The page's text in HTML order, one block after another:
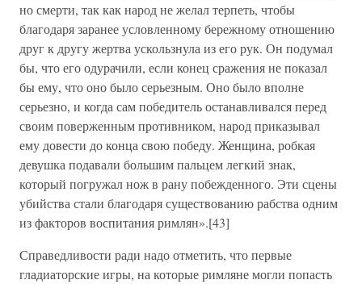
но смерти, так как народ не желал терпеть, чтобы
благодаря заранее условленному бережному отношению
друг к другу жертва ускользнула из его рук. Он подумал
бы, что его одурачили, если конец сражения не показал
бы ему, что оно было серьезным. Оно было вполне
серьезно, и когда сам победитель останавливался перед
своим поверженным противником, народ приказывал
ему довести до конца свою победу. Женщина, робкая
девушка подавали большим пальцем легкий знак,
который погружал нож в рану побежденного. Эти сцены
убийства стали благодаря существованию рабства одним
из факторов воспитания римлян».[43]
Справедливости ради надо отметить, что первые
гладиаторские игры, на которые римляне могли попасть